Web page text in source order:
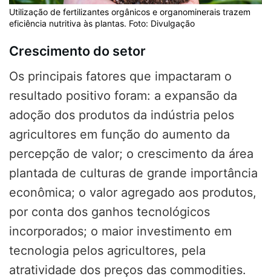
Utilização de fertilizantes orgânicos e organominerais trazem
eficiência nutritiva às plantas. Foto: Divulgação
Crescimento do setor
Os principais fatores que impactaram o
resultado positivo foram: a expansão da
adoção dos produtos da indústria pelos
agricultores em função do aumento da
percepção de valor; o crescimento da área
plantada de culturas de grande importância
econômica; o valor agregado aos produtos,
por conta dos ganhos tecnológicos
incorporados; o maior investimento em
tecnologia pelos agricultores, pela
atratividade dos preços das commodities.